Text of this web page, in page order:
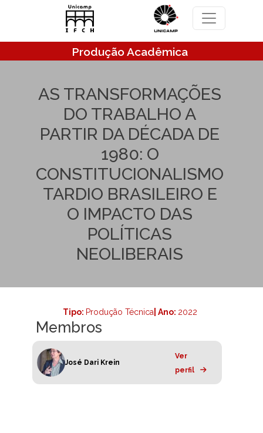
Pular para o conteúdo principal
Produção Acadêmica
AS TRANSFORMAÇÕES
DO TRABALHO A
PARTIR DA DÉCADA DE
1980: O
CONSTITUCIONALISMO
TARDIO BRASILEIRO E
O IMPACTO DAS
POLÍTICAS
NEOLIBERAIS
Tipo: Produção Técnica | Ano: 2022
Membros
José Dari Krein
Ver
perfil